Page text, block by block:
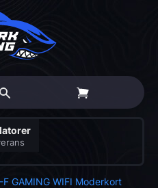
GAMING WIFI Moderkort